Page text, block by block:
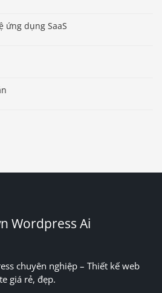
ứng dụng SaaS
Wordpress Ai
chuyên nghiệp – Thiết kế web
giá rẻ, đẹp.